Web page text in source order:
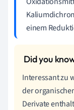
einem
Interessant zu
der
Derivate